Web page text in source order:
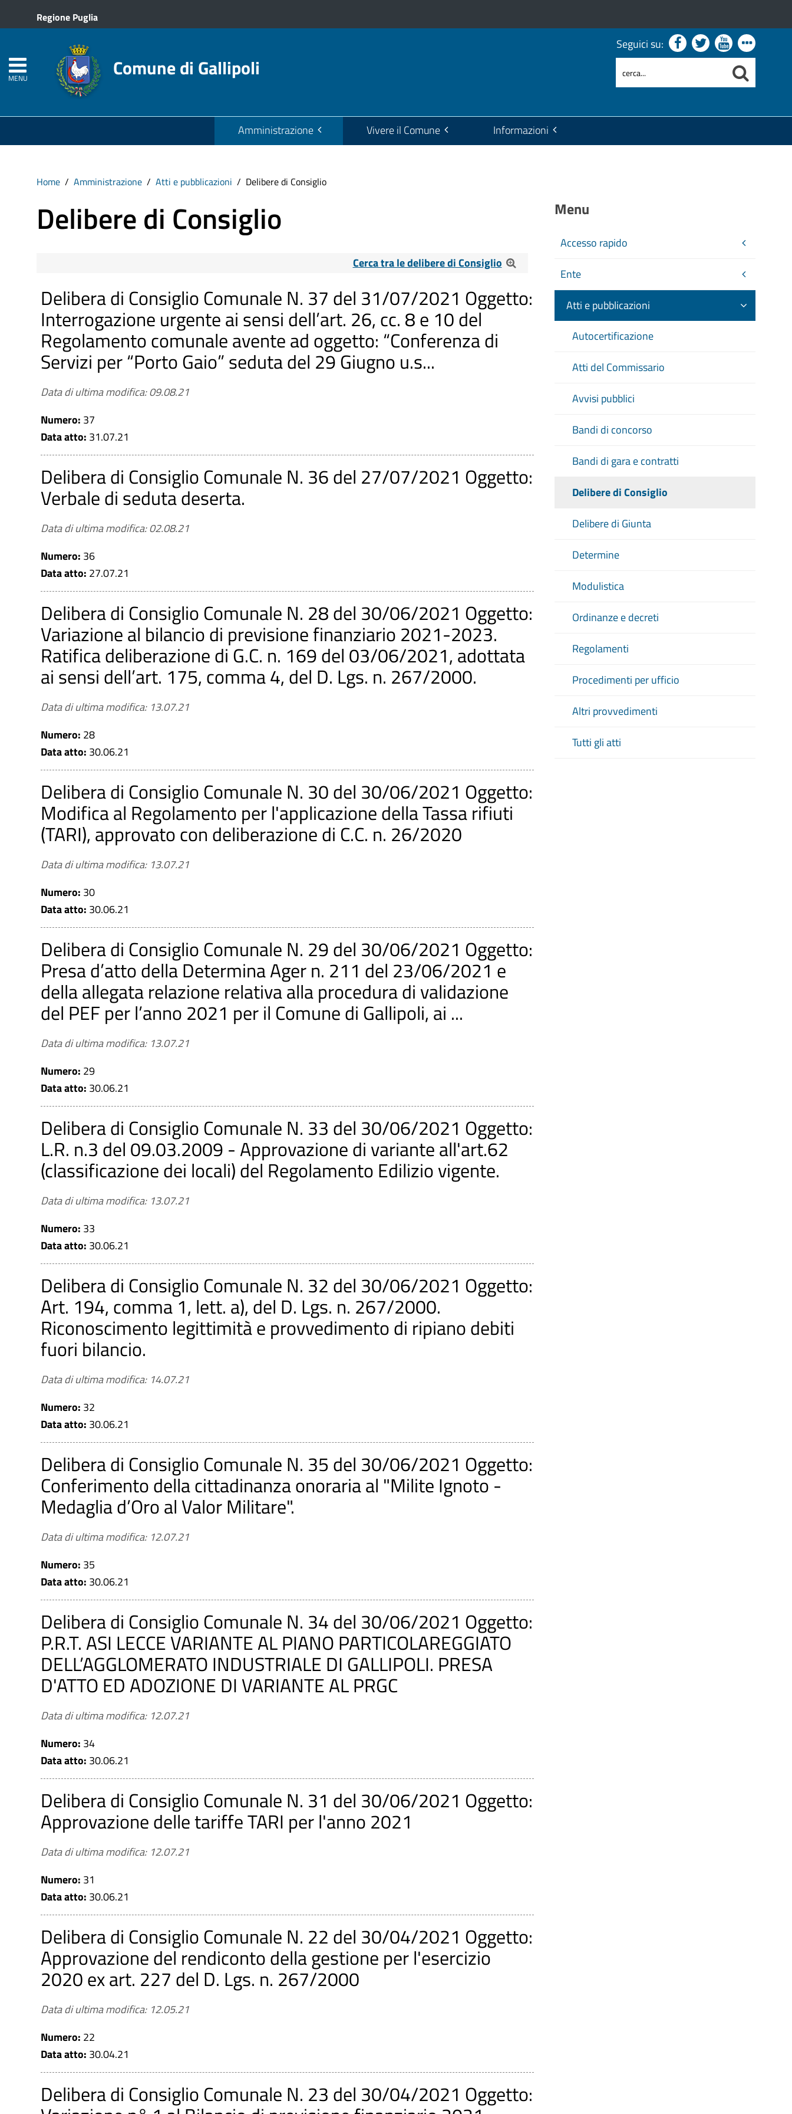
Regione Puglia
MENU Comune di Gallipoli
Seguici su:
Amministrazione Vivere il Comune Informazioni
Home Amministrazione Atti e pubblicazioni Delibere di Consiglio
Delibere di Consiglio
Cerca tra le delibere di Consiglio
Cerca tra le Delibere di Consiglio
Titolo
Data atto
Da
a
CERCA
Delibera di Consiglio Comunale N. 37 del 31/07/2021 Oggetto:
Interrogazione urgente ai sensi dell’art. 26, cc. 8 e 10 del
Regolamento comunale avente ad oggetto: “Conferenza di
Servizi per “Porto Gaio” seduta del 29 Giugno u.s...
Data di ultima modifica: 09.08.21
Numero: 37
Data atto: 31.07.21
Delibera di Consiglio Comunale N. 36 del 27/07/2021 Oggetto:
Verbale di seduta deserta.
Data di ultima modifica: 02.08.21
Numero: 36
Data atto: 27.07.21
Delibera di Consiglio Comunale N. 28 del 30/06/2021 Oggetto:
Variazione al bilancio di previsione finanziario 2021-2023.
Ratifica deliberazione di G.C. n. 169 del 03/06/2021, adottata
ai sensi dell’art. 175, comma 4, del D. Lgs. n. 267/2000.
Data di ultima modifica: 13.07.21
Numero: 28
Data atto: 30.06.21
Delibera di Consiglio Comunale N. 30 del 30/06/2021 Oggetto:
Modifica al Regolamento per l'applicazione della Tassa rifiuti
(TARI), approvato con deliberazione di C.C. n. 26/2020
Data di ultima modifica: 13.07.21
Numero: 30
Data atto: 30.06.21
Delibera di Consiglio Comunale N. 29 del 30/06/2021 Oggetto:
Presa d’atto della Determina Ager n. 211 del 23/06/2021 e
della allegata relazione relativa alla procedura di validazione
del PEF per l’anno 2021 per il Comune di Gallipoli, ai ...
Data di ultima modifica: 13.07.21
Numero: 29
Data atto: 30.06.21
Delibera di Consiglio Comunale N. 33 del 30/06/2021 Oggetto:
L.R. n.3 del 09.03.2009 - Approvazione di variante all'art.62
(classificazione dei locali) del Regolamento Edilizio vigente.
Data di ultima modifica: 13.07.21
Numero: 33
Data atto: 30.06.21
Delibera di Consiglio Comunale N. 32 del 30/06/2021 Oggetto:
Art. 194, comma 1, lett. a), del D. Lgs. n. 267/2000.
Riconoscimento legittimità e provvedimento di ripiano debiti
fuori bilancio.
Data di ultima modifica: 14.07.21
Numero: 32
Data atto: 30.06.21
Delibera di Consiglio Comunale N. 35 del 30/06/2021 Oggetto:
Conferimento della cittadinanza onoraria al "Milite Ignoto -
Medaglia d’Oro al Valor Militare".
Data di ultima modifica: 12.07.21
Numero: 35
Data atto: 30.06.21
Delibera di Consiglio Comunale N. 34 del 30/06/2021 Oggetto:
P.R.T. ASI LECCE VARIANTE AL PIANO PARTICOLAREGGIATO
DELL’AGGLOMERATO INDUSTRIALE DI GALLIPOLI. PRESA
D'ATTO ED ADOZIONE DI VARIANTE AL PRGC
Data di ultima modifica: 12.07.21
Numero: 34
Data atto: 30.06.21
Delibera di Consiglio Comunale N. 31 del 30/06/2021 Oggetto:
Approvazione delle tariffe TARI per l'anno 2021
Data di ultima modifica: 12.07.21
Numero: 31
Data atto: 30.06.21
Delibera di Consiglio Comunale N. 22 del 30/04/2021 Oggetto:
Approvazione del rendiconto della gestione per l'esercizio
2020 ex art. 227 del D. Lgs. n. 267/2000
Data di ultima modifica: 12.05.21
Numero: 22
Data atto: 30.04.21
Delibera di Consiglio Comunale N. 23 del 30/04/2021 Oggetto:
Menu
Accesso rapido
Ente
Atti e pubblicazioni
Autocertificazione
Atti del Commissario
Avvisi pubblici
Bandi di concorso
Bandi di gara e contratti
Delibere di Consiglio
Delibere di Giunta
Determine
Modulistica
Ordinanze e decreti
Regolamenti
Procedimenti per ufficio
Altri provvedimenti
Tutti gli atti